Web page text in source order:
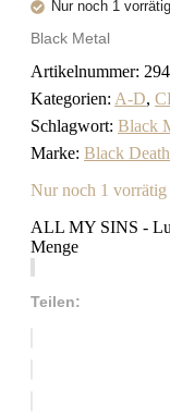
Nur noch 1 vorrätig
Black Metal
Artikelnummer:
Kategorien: A-D,
Schlagwort: Black
Marke: Black
Nur noch 1 vorrätig
ALL MY SINS -
Menge
Teilen: